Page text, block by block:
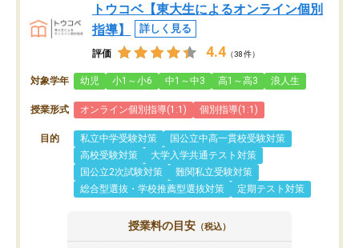
トウコベ【東大生によるオンライン個別
指導】
詳しく見る
評価 4.4 （38件）
対象学年 幼児 小1～小6 中1～中3 高1～高3 浪人生
授業形式 オンライン個別指導(1:1) 個別指導(1:1)
目的 私立中学受験対策
国公立中高一貫校受験対策
高校受験対策
大学入学共通テスト対策
国公立2次試験対策
難関私立受験対策
総合型選抜・学校推薦型選抜対策
定期テスト対策
授業料の目安 （税込）